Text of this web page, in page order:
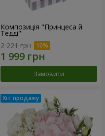
Композиція "Принцеса й
Тедді"
2 221 грн
Замовити